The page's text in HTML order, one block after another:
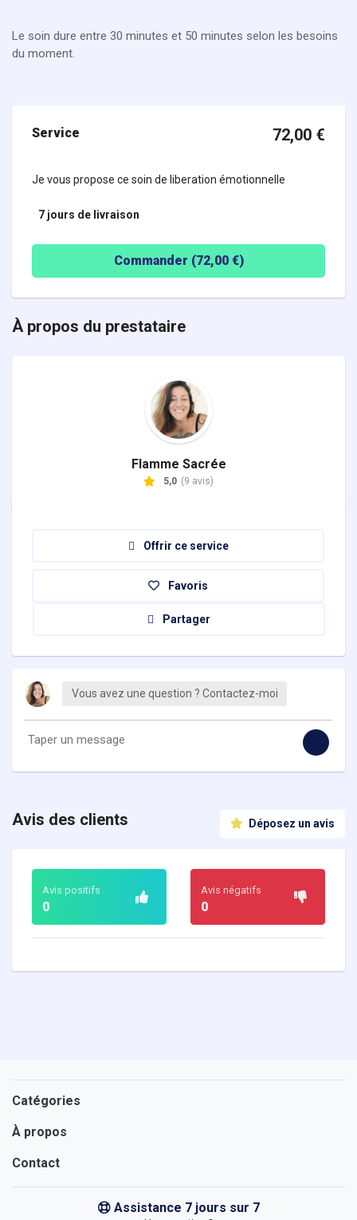
Le soin dure entre 30 minutes et 50 minutes selon les besoins
du moment.
Service 72,00 €
Je vous propose ce soin de liberation émotionnelle
7 jours de livraison
Commander (72,00€)
À propos du prestataire
Flamme Sacrée
5,0 (9 avis)
Offrir ce service
Favoris
Partager
Vous avez une question ? Contactez-moi
Déposez un avis
Avis des clients
Avis positifs
0
Avis négatifs
0
Catégories
À propos
Contact
Assistance 7 jours sur 7